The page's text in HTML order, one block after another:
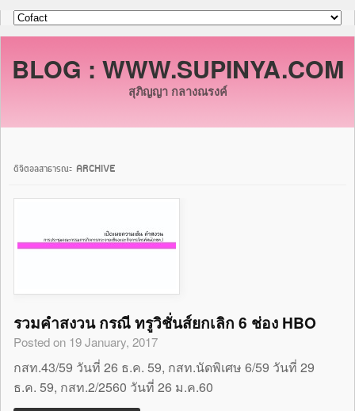
BLOG : WWW.SUPINYA.COM
สุภิญญา กลางณรงค์
ดิจิตอลสาธารณะ ARCHIVE
รวมคำสงวน กรณี ทรูวิชั่นส์ยกเลิก 6 ช่อง HBO
Posted on 19 January, 2017
กสท.43/59 วันที่ 26 ธ.ค. 59, กสท.นัดพิเศษ 6/59 วันที่ 29
ธ.ค. 59, กสท.2/2560 วันที่ 26 ม.ค.60